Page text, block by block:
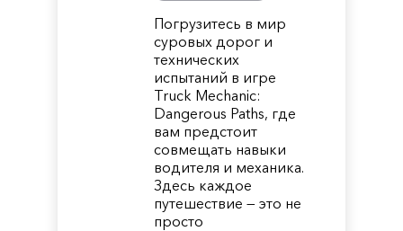
Погрузитесь в мир
суровых дорог и
технических
испытаний в игре
Truck Mechanic:
Dangerous Paths, где
вам предстоит
совмещать навыки
водителя и механика.
Здесь каждое
путешествие — это не
просто